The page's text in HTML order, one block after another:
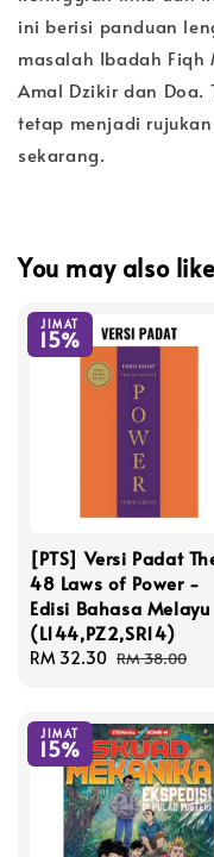
ini berisi panduan
masalah Ibadah Fiqh
Amal Dzikir dan Doa.
tetap menjadi
sekarang.
You may also like
JIMAT
15%
[PTS] Versi Padat
48 Laws of Power -
Edisi Bahasa Melayu
(L144,PZ2,SR14)
Sale
RM 32.30 Regular
RM 38.00
JIMAT
15%